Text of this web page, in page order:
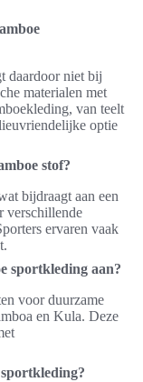
daardoor niet bij
materialen met
van teelt
optie
stof?
bijdraagt aan een
verschillende
ervaren vaak
sportkleding aan?
voor duurzame
en Kula. Deze